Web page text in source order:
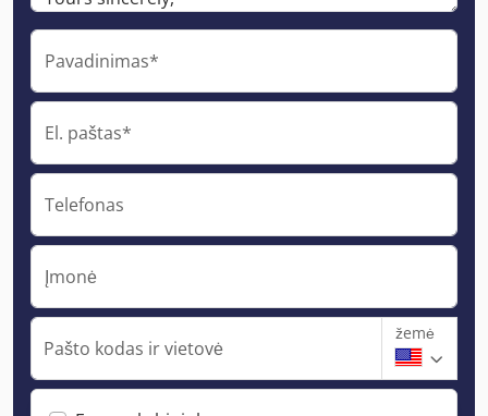
Pavadinimas*
El. paštas*
Telefonas
Įmonė
Pašto kodas ir vietovė
žemė